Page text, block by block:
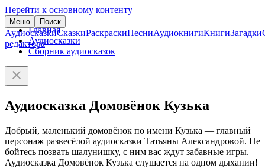
Перейти к основному контенту
Меню Поиск
АудиосказкиСказкиРаскраскиПесниАудиокнигиКнигиЗагадки
редактора
Главная
Аудиосказки
Сборник аудиосказок
Аудиосказка Домовёнок Кузька
Добрый, маленький домовёнок по имени Кузька — главный
персонаж развесёлой аудиосказки Татьяны Александровой. Не
бойтесь позвать шалунишку, с ним вас ждут забавные игры.
Аудиосказка Домовёнок Кузька слушается на одном дыхании!